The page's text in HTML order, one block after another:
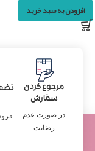
افزودن به سبد خرید
مرجوع کردن
سفارش
در صورت عدم
رضایت